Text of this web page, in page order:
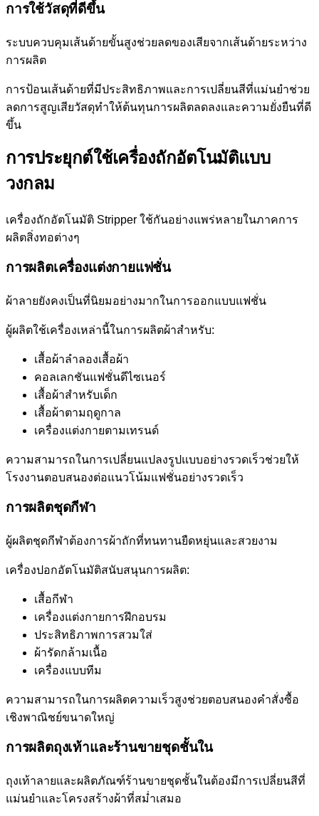
การใช้วัสดุที่ดีขึ้น
ระบบควบคุมเส้นด้ายขั้นสูงช่วยลดของเสียจากเส้นด้ายระหว่าง
การผลิต
การป้อนเส้นด้ายที่มีประสิทธิภาพและการเปลี่ยนสีที่แม่นยำช่วย
ลดการสูญเสียวัสดุทำให้ต้นทุนการผลิตลดลงและความยั่งยืนที่ดี
ขึ้น
การประยุกต์ใช้เครื่องถักอัตโนมัติแบบ
วงกลม
เครื่องถักอัตโนมัติ Stripper ใช้กันอย่างแพร่หลายในภาคการ
ผลิตสิ่งทอต่างๆ
การผลิตเครื่องแต่งกายแฟชั่น
ผ้าลายยังคงเป็นที่นิยมอย่างมากในการออกแบบแฟชั่น
ผู้ผลิตใช้เครื่องเหล่านี้ในการผลิตผ้าสำหรับ:
เสื้อผ้าลำลองเสื้อผ้า
คอลเลกชันแฟชั่นดีไซเนอร์
เสื้อผ้าสำหรับเด็ก
เสื้อผ้าตามฤดูกาล
เครื่องแต่งกายตามเทรนด์
ความสามารถในการเปลี่ยนแปลงรูปแบบอย่างรวดเร็วช่วยให้
โรงงานตอบสนองต่อแนวโน้มแฟชั่นอย่างรวดเร็ว
การผลิตชุดกีฬา
ผู้ผลิตชุดกีฬาต้องการผ้าถักที่ทนทานยืดหยุ่นและสวยงาม
เครื่องปอกอัตโนมัติสนับสนุนการผลิต:
เสื้อกีฬา
เครื่องแต่งกายการฝึกอบรม
ประสิทธิภาพการสวมใส่
ผ้ารัดกล้ามเนื้อ
เครื่องแบบทีม
ความสามารถในการผลิตความเร็วสูงช่วยตอบสนองคำสั่งซื้อ
เชิงพาณิชย์ขนาดใหญ่
การผลิตถุงเท้าและร้านขายชุดชั้นใน
ถุงเท้าลายและผลิตภัณฑ์ร้านขายชุดชั้นในต้องมีการเปลี่ยนสีที่
แม่นยำและโครงสร้างผ้าที่สม่ำเสมอ